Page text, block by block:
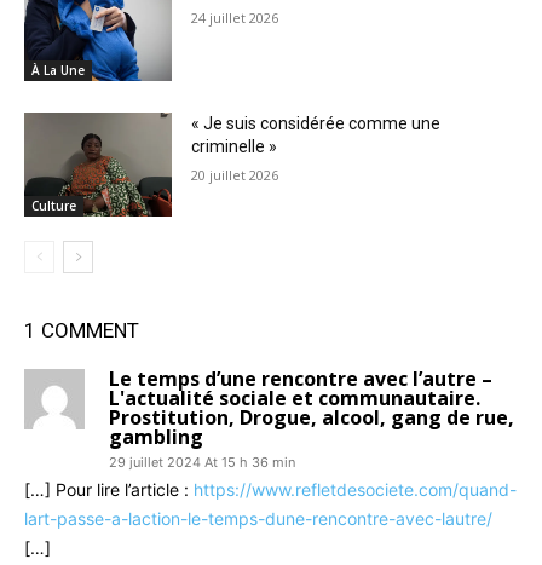
À La Une
24 juillet 2026
Culture
« Je suis considérée comme une
criminelle »
20 juillet 2026
1 COMMENT
Le temps d’une rencontre avec l’autre –
L'actualité sociale et communautaire.
Prostitution, Drogue, alcool, gang de rue,
gambling
29 juillet 2024 At 15 h 36 min
[…] Pour lire l’article : https://www.refletdesociete.com/quand-
lart-passe-a-laction-le-temps-dune-rencontre-avec-lautre/
[…]